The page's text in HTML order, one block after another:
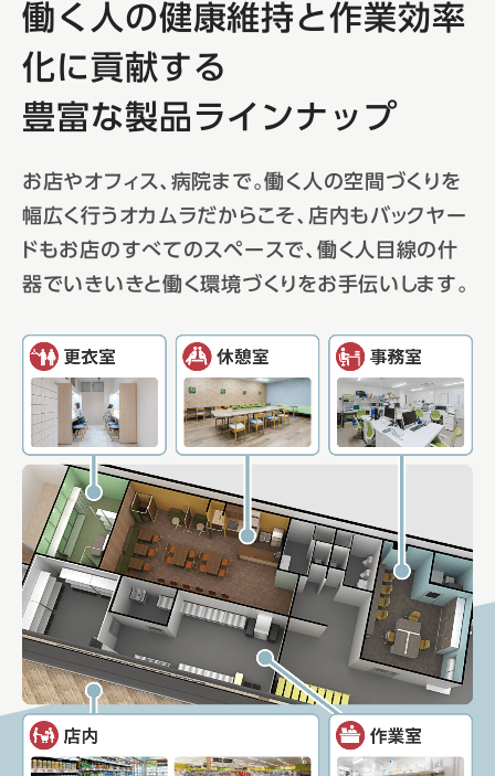
働く人の健康維持と作業効率
化に貢献する
豊富な製品ラインナップ
お店やオフィス、病院まで。働く人の空間づくりを
幅広く行うオカムラだからこそ、店内もバックヤー
ドもお店のすべてのスペースで、 働く人目線の什
器でいきいきと働く環境づくりをお手伝いします。